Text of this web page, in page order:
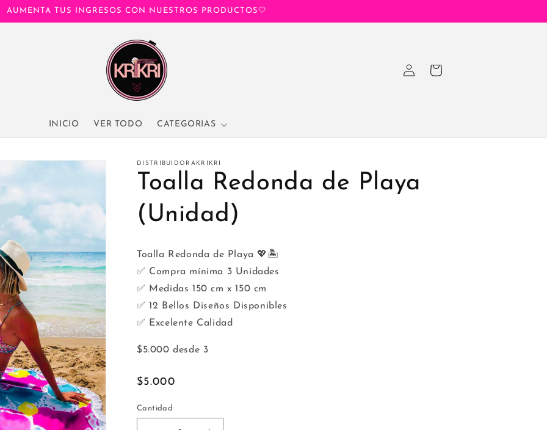
AUMENTA TUS INGRESOS CON NUESTROS PRODUCTOS🤍
INICIO VER TODO CATEGORIAS
sesión
Carrito
DISTRIBUIDORAKRIKRI
Toalla Redonda de Playa
(Unidad)
Toalla Redonda de Playa 💖🏝️
✅ Compra mínima 3 Unidades
✅ Medidas 150 cm x 150 cm
✅ 12 Bellos Diseños Disponibles
✅ Excelente Calidad
$5.000 desde 3
Precio
$5.000
Cantidad